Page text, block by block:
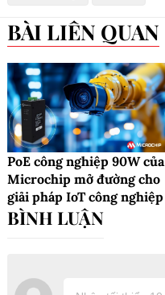
BÀI LIÊN QUAN
PoE công nghiệp 90W của
Microchip mở đường cho
giải pháp IoT công nghiệp